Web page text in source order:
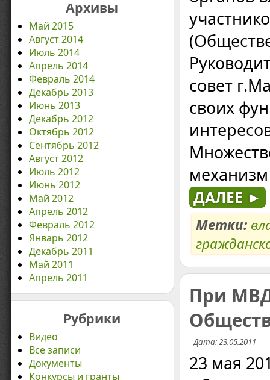
Архивы
Май 2015
Август 2014
Июль 2014
Апрель 2014
Февраль 2014
Декабрь 2013
Июнь 2013
Декабрь 2012
Октябрь 2012
Сентябрь 2012
Август 2012
Июль 2012
Июнь 2012
Май 2012
Апрель 2012
Февраль 2012
Январь 2012
Декабрь 2011
Май 2011
Апрель 2011
Рубрики
Видео
Все записи
Документы
Конкурсы и гранты
совет
своих
ДАЛЕЕ ►
Метки:
При МВД
Дата: 23.05.2011
23 мая